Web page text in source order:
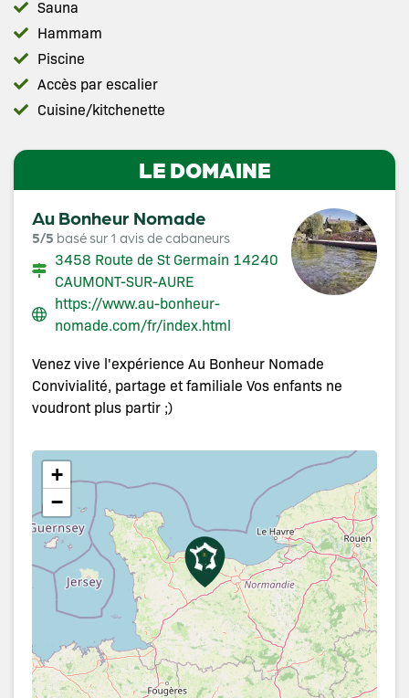
Sauna
Hammam
Piscine
Accès par escalier
Cuisine/kitchenette
LE DOMAINE
Au Bonheur Nomade
5/5 basé sur 1 avis de cabaneurs
3458 Route de St Germain 14240
CAUMONT-SUR-AURE
https://www.au-bonheur-
nomade.com/fr/index.html
Venez vive l'expérience Au Bonheur Nomade
Convivialité, partage et familiale Vos enfants ne
voudront plus partir ;)
+
−